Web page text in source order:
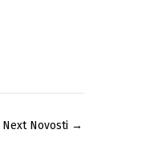
Next Novosti →